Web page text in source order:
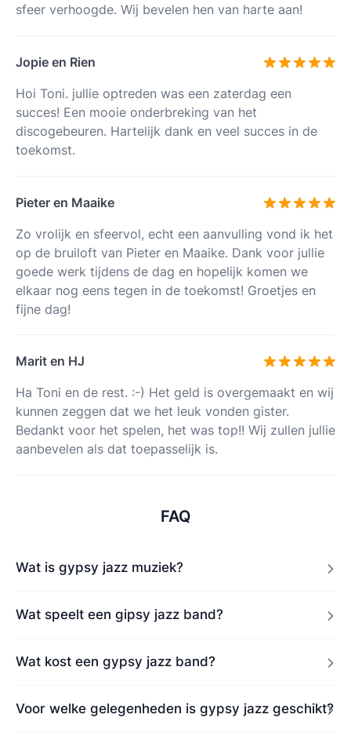
sfeer verhoogde. Wij bevelen hen van harte aan!
Jopie en Rien
Hoi Toni. jullie optreden was een zaterdag een
succes! Een mooie onderbreking van het
discogebeuren. Hartelijk dank en veel succes in de
toekomst.
Pieter en Maaike
Zo vrolijk en sfeervol, echt een aanvulling vond ik het
op de bruiloft van Pieter en Maaike. Dank voor jullie
goede werk tijdens de dag en hopelijk komen we
elkaar nog eens tegen in de toekomst! Groetjes en
fijne dag!
Marit en HJ
Ha Toni en de rest. :-) Het geld is overgemaakt en wij
kunnen zeggen dat we het leuk vonden gister.
Bedankt voor het spelen, het was top!! Wij zullen jullie
aanbevelen als dat toepasselijk is.
FAQ
Wat is gypsy jazz muziek?
Wat speelt een gipsy jazz band?
Wat kost een gypsy jazz band?
Voor welke gelegenheden is gypsy jazz geschikt?